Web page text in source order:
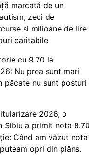
marcată de un
zeci de
și milioane de lire
caritabile
cu 9.70 la
Nu prea sunt mari
păcate nu sunt posturi
2026, o
Sibiu a primit nota 8.70
Când am văzut nota
opri din plâns.